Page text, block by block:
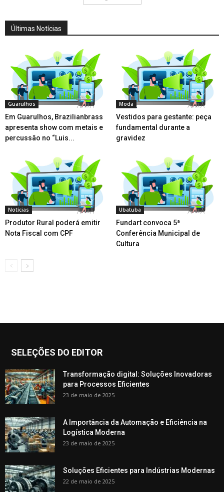
Últimas Notícias
Guarulhos
Em Guarulhos, Brazilianbrass
apresenta show com metais e
percussão no “Luis...
Moda
Vestidos para gestante: peça
fundamental durante a
gravidez
Notícias
Produtor Rural poderá emitir
Nota Fiscal com CPF
Ubatuba
Fundart convoca 5ª
Conferência Municipal de
Cultura
SELEÇÕES DO EDITOR
Transformação digital: Soluções Inovadoras
para Processos Eficientes
23 de maio de 2025
A Importância da Automação e Eficiência na
Logística Moderna
23 de maio de 2025
Soluções Eficientes para Indústrias Modernas
22 de maio de 2025